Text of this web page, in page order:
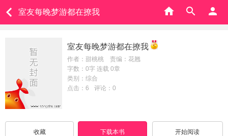
室友每晚梦游都在撩我
室友每晚梦游都在撩我
作者：甜桃桃 责编：花翘
字数：0字 连载 0章
类别：综合
点击：6
评论：0
收藏 下载本书 开始阅读